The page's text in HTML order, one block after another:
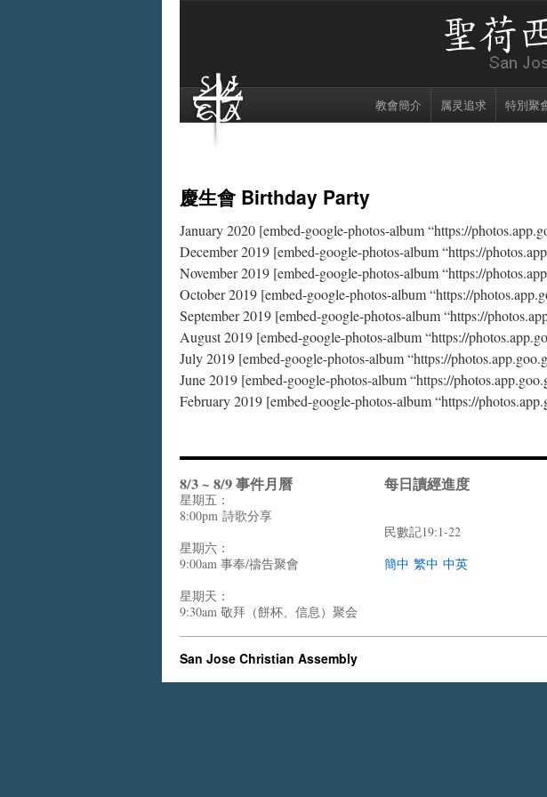
教會簡介 属灵追求 特別聚
慶生會 Birthday Party
January 2020 [embed-google-photos-album “https://
December 2019 [embed-google-photos-album “https://
November 2019 [embed-google-photos-album “https://
October 2019 [embed-google-photos-album “https://
September 2019 [embed-google-photos-album “https://
August 2019 [embed-google-photos-album “https://
July 2019 [embed-google-photos-album “https://
June 2019 [embed-google-photos-album “https://
February 2019 [embed-google-photos-album “https://
8/3 ~ 8/9 事件月曆
星期五：
8:00pm 詩歌分享
星期六：
9:00am 事奉/禱告聚會
星期天：
9:30am 敬拜（餅杯、信息）聚会
每日讀經進度
民數記19:1-22
簡中 繁中 中英
San Jose Christian Assembly